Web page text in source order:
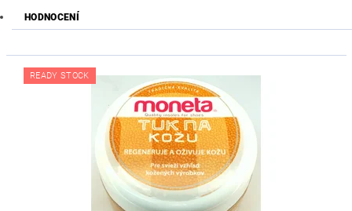
HODNOCENÍ
READY STOCK